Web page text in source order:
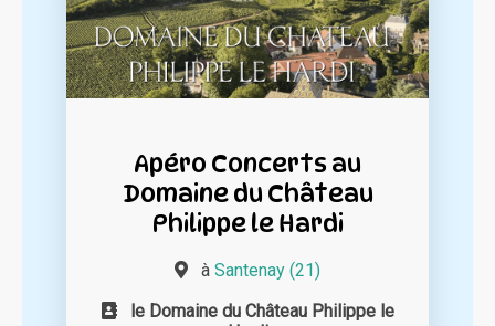
Apéro Concerts au
Domaine du Château
Philippe le Hardi
à Santenay (21)
le Domaine du Château Philippe le